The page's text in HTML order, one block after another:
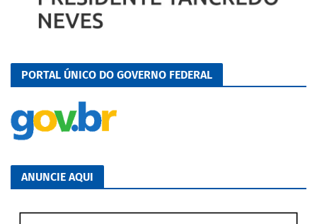
PORTAL ÚNICO DO GOVERNO FEDERAL
ANUNCIE AQUI